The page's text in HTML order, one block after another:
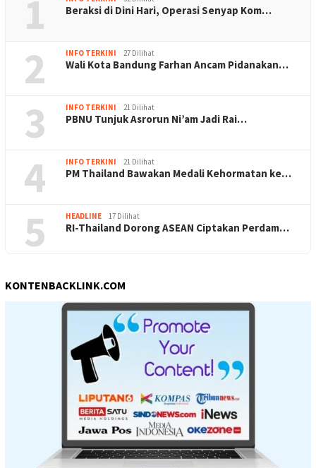
1 Beraksi di Dini Hari, Operasi Senyap Kom…
2 INFO TERKINI 27 Dilihat
Wali Kota Bandung Farhan Ancam Pidanakan…
3 INFO TERKINI 21 Dilihat
PBNU Tunjuk Asrorun Ni’am Jadi Rai…
4 INFO TERKINI 21 Dilihat
PM Thailand Bawakan Medali Kehormatan ke…
5 HEADLINE 17 Dilihat
RI-Thailand Dorong ASEAN Ciptakan Perdam…
KONTENBACKLINK.COM